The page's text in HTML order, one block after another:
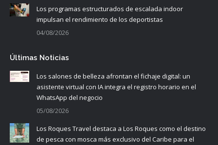
Los programas estructurados de escalada indoor
impulsan el rendimiento de los deportistas
04/08/2026
Últimas Noticias
Los salones de belleza afrontan el fichaje digital: un
asistente virtual con IA integra el registro horario en el
WhatsApp del negocio
05/08/2026
Los Roques Travel destaca a Los Roques como el destino
de pesca con mosca más exclusivo del Caribe para el